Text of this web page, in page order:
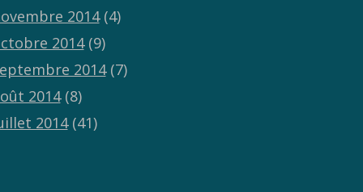
2014(4)
2014(9)
2014(7)
2014(8)
2014(41)